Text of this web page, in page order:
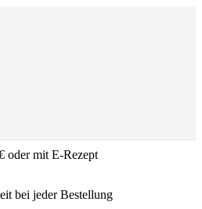
oder mit E-Rezept
bei jeder Bestellung